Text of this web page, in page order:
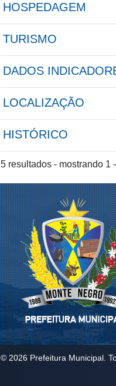
HOSPEDAGEM
TURISMO
DADOS
LOCALIZAÇÃO
HISTÓRICO
5 resultados - mostrando 1
© 2026 Prefeitura Municipal.